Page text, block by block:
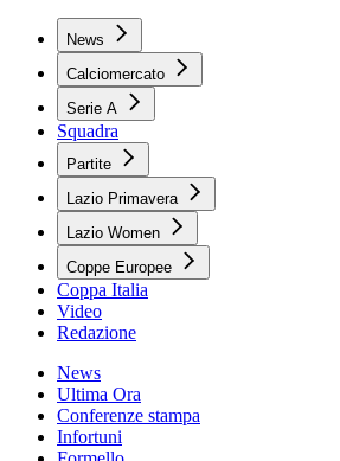
News
Calciomercato
Serie A
Squadra
Partite
Lazio Primavera
Lazio Women
Coppe Europee
Coppa Italia
Video
Redazione
News
Ultima Ora
Conferenze stampa
Infortuni